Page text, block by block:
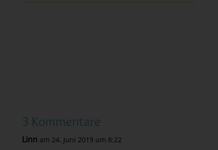
3 Kommentare
Linn am 24. Juni 2019 um 8:22